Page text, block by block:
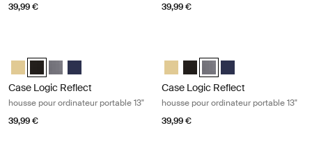
39,99 €
39,99 €
Case Logic Reflect 13" Laptop Sleeve Jaune clair
Case Logic Reflect 13" Laptop Sleeve Noir (selected)
Case Logic Reflect 13" Laptop Sleeve Grahite
Case Logic Reflect 13" Laptop Sleeve Dark Blue
Case Logic Reflect
housse pour ordinateur portable 13"
39,99 €
Case Logic Reflect 13" Laptop
Case Logic Reflect 13"
Case Logic Reflect 13"
Case Logic Reflect
Case Logic Reflect
housse pour ordinateur portable 13"
39,99 €